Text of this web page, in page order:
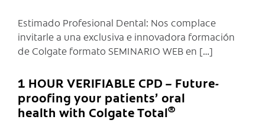
Estimado Profesional Dental: Nos complace
invitarle a una exclusiva e innovadora formación
de Colgate formato SEMINARIO WEB en […]
1 HOUR VERIFIABLE CPD – Future-
proofing your patients’ oral
health with Colgate Total®